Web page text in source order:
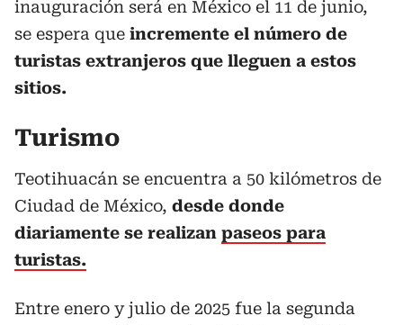
inauguración será en México el 11 de junio,
se espera que incremente el número de
turistas extranjeros que lleguen a estos
sitios.
Turismo
Teotihuacán se encuentra a 50 kilómetros de
Ciudad de México, desde donde
diariamente se realizan paseos para
turistas.
Entre enero y julio de 2025 fue la segunda